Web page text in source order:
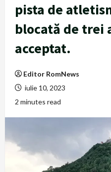
pista de
blocată de trei
acceptat.
Editor RomNews
iulie 10, 2023
2 minutes read